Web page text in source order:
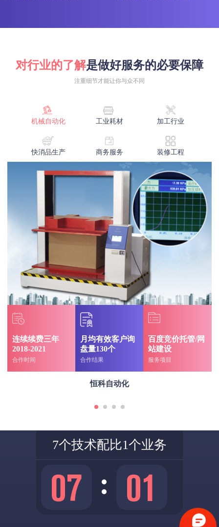
对行业的了解是做好服务的必要保障
注重细节才能让你与众不同
机械自动化 工业耗材 加工行业
快消品生产 商务服务 装修工程
连续续费三年
2018-2021
合作时间
月均有效客户询
盘量130个
合作结果
百度竞价托管/网
站建设
服务项目
恒科自动化
7个技术配比1个业务
07 01